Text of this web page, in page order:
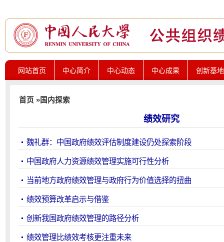
网站首页 中心简介 中心动态 中心成果 创新基地
首页 »国内探索
绩效研究
魏礼群：中国政府绩效评估制度建设仍处探索阶段
中国政府人力资源绩效管理实施可行性分析
当前地方政府绩效管理与政府行为价值选择的扭曲
绩效预算改革启示与借鉴
创新我国政府绩效管理的路径分析
绩效管理比绩效考核更注重未来